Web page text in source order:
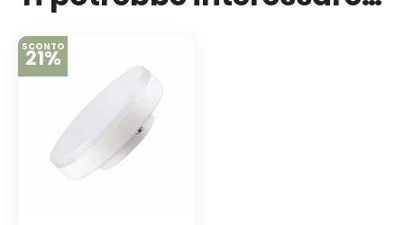
SCONTO
21%